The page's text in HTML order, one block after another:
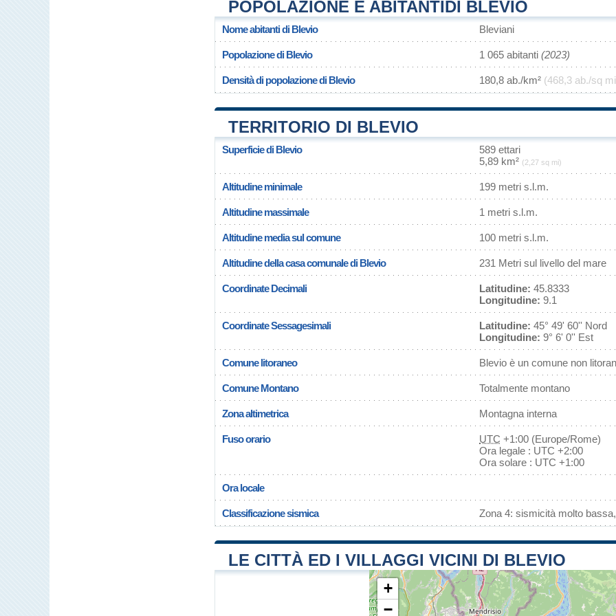
POPOLAZIONE E ABITANTIDI BLEVIO
Nome abitanti di Blevio Bleviani
Popolazione di Blevio 1 065 abitanti (2023)
Densità di popolazione di Blevio 180,8 ab./km² (468,3 ab./sq
TERRITORIO DI BLEVIO
Superficie di Blevio
589 ettari
5,89 km² (2,27 sq mi)
Altitudine minimale 199 metri s.l.m.
Altitudine massimale 1 metri s.l.m.
Altitudine media sul comune 100 metri s.l.m.
Altitudine della casa comunale di Blevio 231 Metri sul livello del mare
Coordinate Decimali Latitudine: 45.8333
Longitudine: 9.1
Coordinate Sessagesimali Latitudine: 45° 49' 60'' Nord
Longitudine: 9° 6' 0'' Est
Comune litoraneo Blevio è un comune non
Comune Montano Totalmente montano
Zona altimetrica Montagna interna
Fuso orario UTC +1:00 (Europe/Rome)
Ora legale : UTC +2:00
Ora solare : UTC +1:00
Ora locale
Classificazione sismica Zona 4: sismicità molto
LE CITTÀ ED I VILLAGGI VICINI DI BLEVIO
+
−